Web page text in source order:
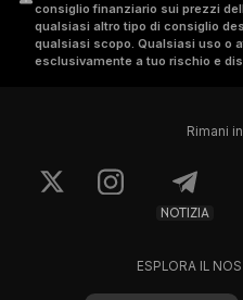
consiglio finanziario sui prezzi
qualsiasi altro tipo di consiglio
qualsiasi scopo. Qualsiasi uso o
esclusivamente a tuo rischio e
Rimani
NOTIZIA
ESPLORA IL